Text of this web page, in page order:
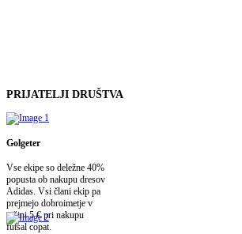
PRIJATELJI DRUŠTVA
Golgeter
Vse ekipe so deležne 40%
popusta ob nakupu dresov
Adidas. Vsi člani ekip pa
prejmejo dobroimetje v
višini 5 € pri nakupu
futsal copat.